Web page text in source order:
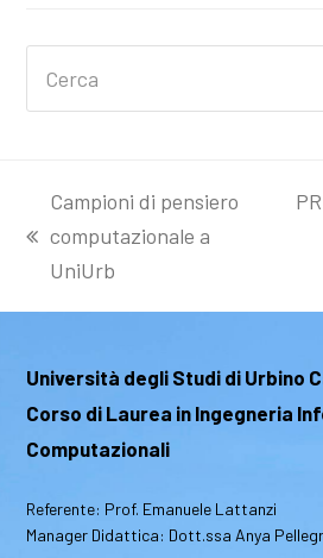
post
precedente:
Campioni di pensiero
computazionale a
UniUrb
Università degli Studi di Urbino
Corso di Laurea in Ingegneria
Computazionali
Referente: Prof. Emanuele Lattanzi
Manager Didattica: Dott.ssa Anya